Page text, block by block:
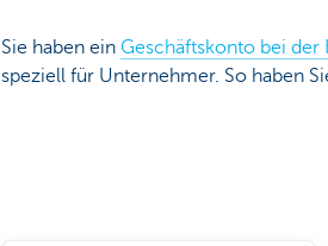
Sie haben ein Geschäftskonto bei der
speziell für Unternehmer. So haben